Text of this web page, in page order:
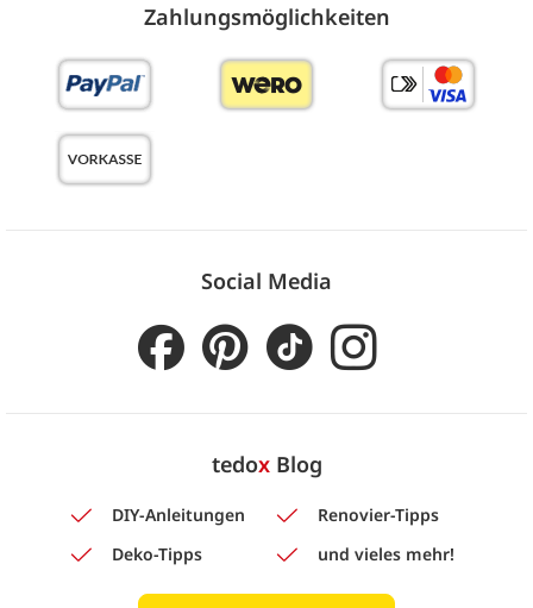
Zahlungs­möglich­keiten
Social Media
tedoxBlog
DIY-Anleitungen
Renovier-Tipps
Deko-Tipps
und vieles mehr!